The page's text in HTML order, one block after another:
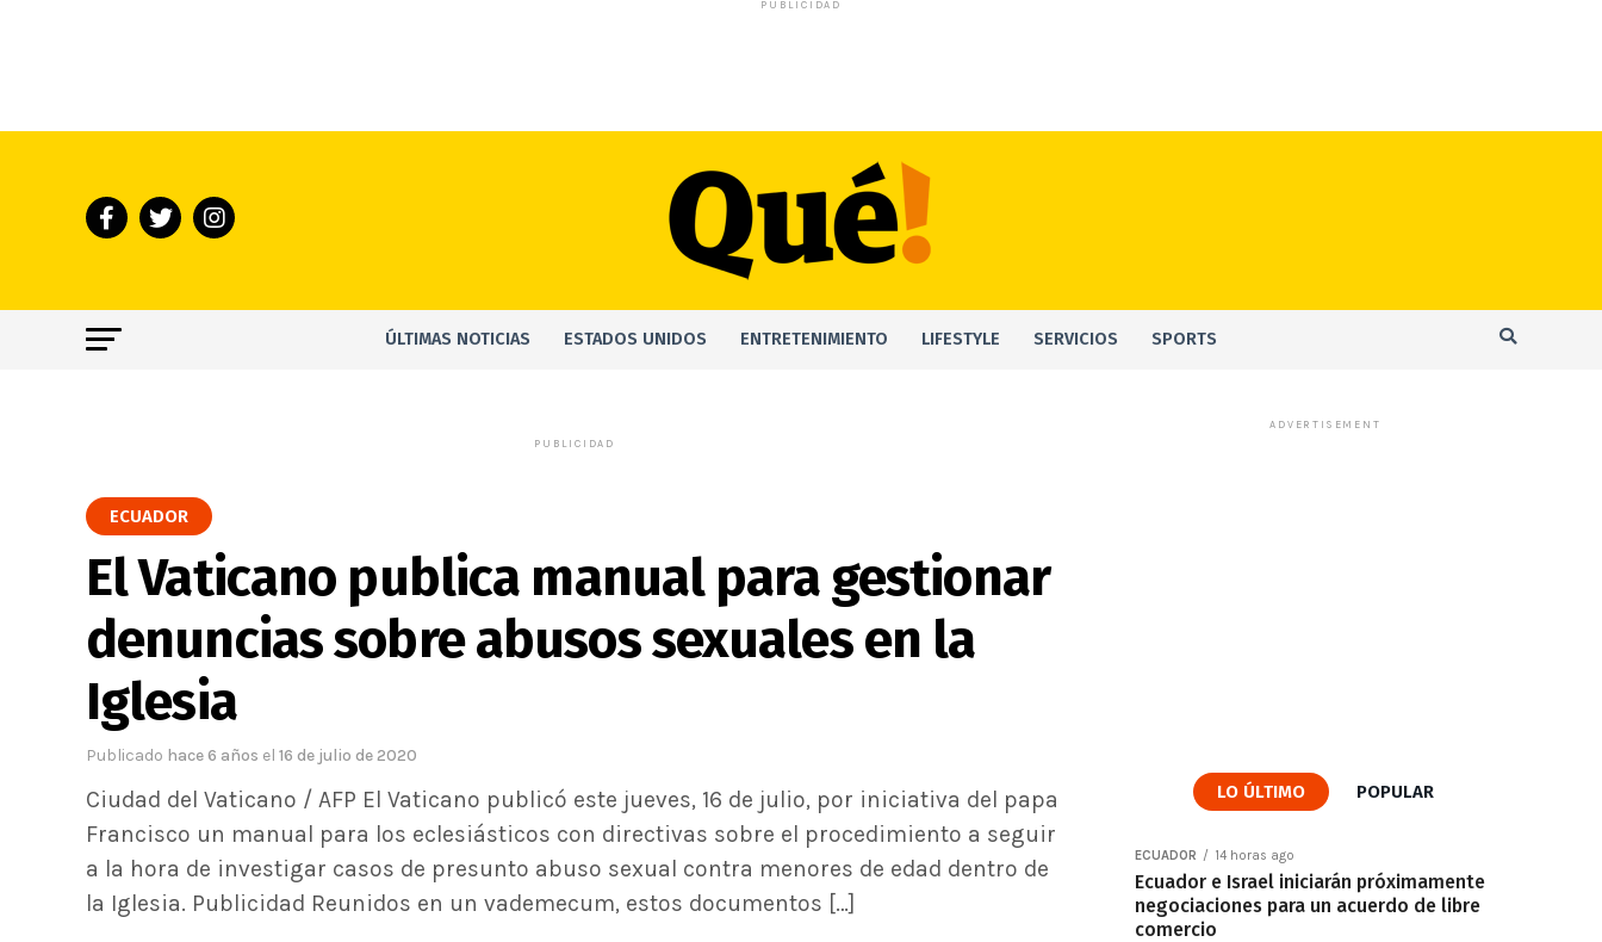
PUBLICIDAD
ÚLTIMAS NOTICIAS ESTADOS UNIDOS ENTRETENIMIENTO LIFESTYLE SERVICIOS SPORTS
PUBLICIDAD
ECUADOR
El Vaticano publica manual para gestionar
denuncias sobre abusos sexuales en la
Iglesia
Publicado hace 6 años el 16 de julio de 2020
Ciudad del Vaticano / AFP El Vaticano publicó este jueves, 16 de julio, por iniciativa del papa
Francisco un manual para los eclesiásticos con directivas sobre el procedimiento a seguir
a la hora de investigar casos de presunto abuso sexual contra menores de edad dentro de
la Iglesia. Publicidad Reunidos en un vademecum, estos documentos […]
ADVERTISEMENT
LO ÚLTIMO POPULAR
ECUADOR 14 horas ago
Ecuador e Israel iniciarán próximamente
negociaciones para un acuerdo de libre
comercio